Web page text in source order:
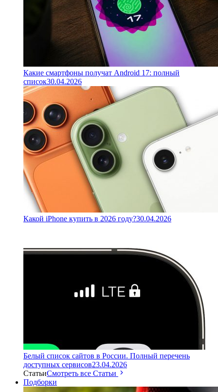
Какие смартфоны получат Android 17: полный
список30.04.2026
Какой iPhone купить в 2026 году?30.04.2026
Белый список сайтов в России. Полный перечень
доступных сервисов23.04.2026
СтатьиСмотреть все Статьи
Подборки